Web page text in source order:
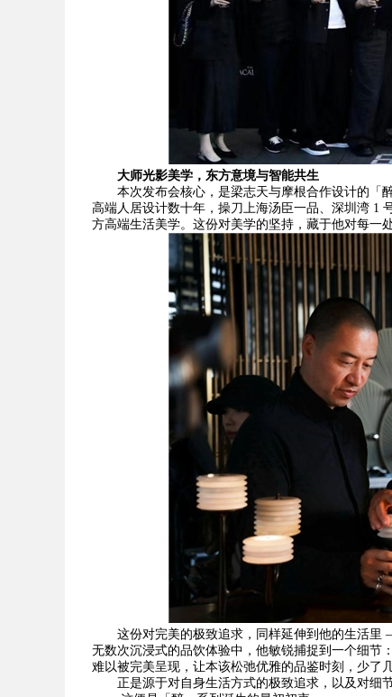
大师光影美学，东方意境与智能共生
本次发布会核心，是梁志天与摩根合作设计的「
高端人居设计数十年，操刀上海汤臣一品、深圳湾 1
方高端生活美学。这份对美学的坚持，藏于他对每一
这份对完美的极致追求，同样延伸到他的生活
无数次沉浸式的品饮体验中，他敏锐捕捉到一个细节
难以被完美呈现，让本该松弛优雅的品鉴时刻，少了
正是源于对自身生活方式的极致追求，以及对细